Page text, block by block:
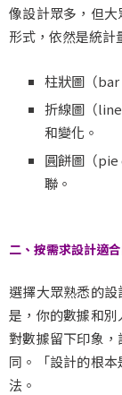
像設計眾多，但
形式，依然是統
柱狀圖（
折線圖（
和變化。
圓餅圖（
聯。
二、按需求設計適
選擇大眾熟悉的
是，你的數據和
對數據留下印象
同。「設計的根
法。